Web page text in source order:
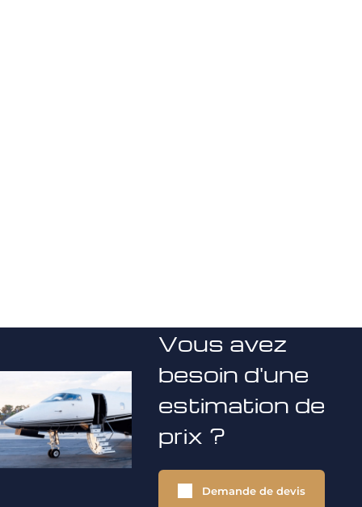
Vous avez
besoin d'une
estimation de
prix ?
Demande de devis